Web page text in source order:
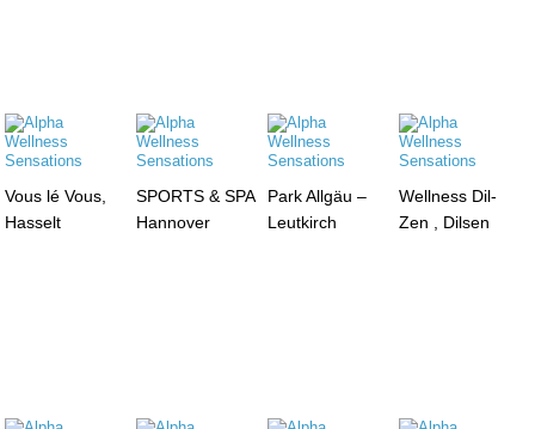
Vous lé Vous,
Hasselt
SPORTS & SPA
Hannover
Park Allgäu –
Leutkirch
Wellness Dil-
Zen , Dilsen